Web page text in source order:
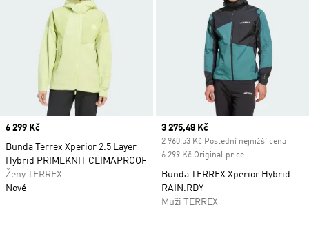
Price
6 299 Kč
Bunda Terrex Xperior 2.5 Layer
Hybrid PRIMEKNIT CLIMAPROOF
Ženy TERREX
Nové
Current price
3 275,48 Kč
2 960,53 Kč Poslední nejnižší cena
6 299 Kč Original price
Bunda TERREX Xperior Hybrid
RAIN.RDY
Muži TERREX